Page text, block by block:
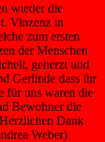
wieder die
Vinzenz in
zum ersten
der Menschen
geherzt und
Gerlinde dass ihr
für uns waren die
Bewohner die
Dank
Weber)